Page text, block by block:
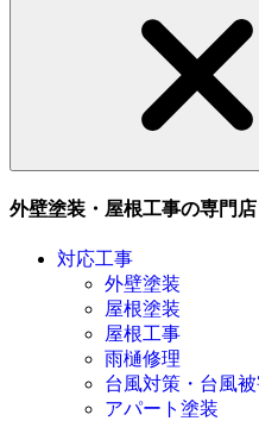
外壁塗装・屋根工事の専門
対応工事
外壁塗装
屋根塗装
屋根工事
雨樋修理
台風対策・台風
アパート塗装